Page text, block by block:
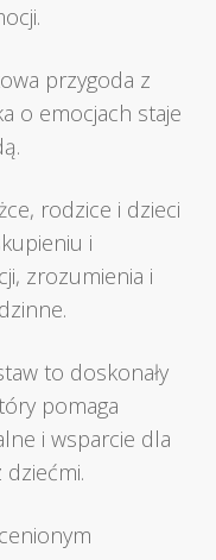
przygoda z
o emocjach staje
rodzice i dzieci
i
zrozumienia i
to doskonały
pomaga
i wsparcie dla